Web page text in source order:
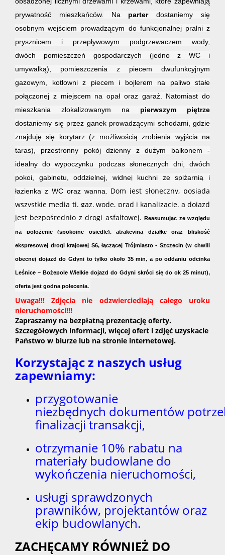
prywatność mieszkańców. Na parterdostaniemy się
osobnym wejściem prowadzącym do funkcjonalnej pralni z
prysznicem i przepływowym podgrzewaczem wody,
dwóch pomieszczeń gospodarczych (jedno z WC i
umywalką), pomieszczenia z piecem dwufunkcyjnym
gazowym, kotłowni z piecem i bojlerem na paliwo stałe
połączonej z miejscem na opał oraz garaż. Natomiast do
mieszkania zlokalizowanym na pierwszym piętrze
dostaniemy się przez ganek prowadzącymi schodami, gdzie
znajduję się korytarz (z możliwością zrobienia wyjścia na
taras), przestronny pokój dzienny z dużym balkonem -
idealny do wypoczynku podczas słonecznych dni, dwóch
pokoi, gabinetu, oddzielnej, widnej kuchni ze spiżarnią i
łazienka z WC oraz wanną. Dom jest słoneczny, posiada
wszystkie media tj. gaz, wodę, prąd i kanalizację, a dojazd
jest bezpośrednio z drogi asfaltowej.Reasumując ze względu
na położenie (spokojne osiedle), atrakcyjną działkę oraz bliskość
ekspresowej drogi krajowej S6,łączącej Trójmiasto - Szczecin (w chwili
obecnej dojazd do Gdyni to tylko około 35 min, a po oddaniu odcinka
Leśnice – Bożepole Wielkie dojazd do Gdyni skróci się do ok 25 minut),
oferta jest godna polecenia.
Uwaga!!! Zdjęcia nie odzwierciedlają całego uroku
nieruchomości!!!
Zapraszamy na bezpłatną prezentację oferty.
Szczegółowych informacji, więcej ofert i zdjęć uzyskacie
Państwo w biurze lub na stronie internetowej.
Korzystając z naszych usług
zapewniamy:
przygotowanie
niezbędnych dokumentów
finalizacji transakcji,
otrzymanie 10% rabatu na
materiały budowlane do
wykończenia nieruchomości,
usługi sprawdzonych
prawników, projektantów oraz
ekip budowlanych.
ZACHĘCAMY RÓWNIEŻ DO